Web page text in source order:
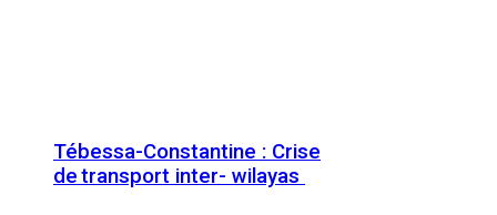
Tébessa-Constantine : Crise
de transport inter- wilayas